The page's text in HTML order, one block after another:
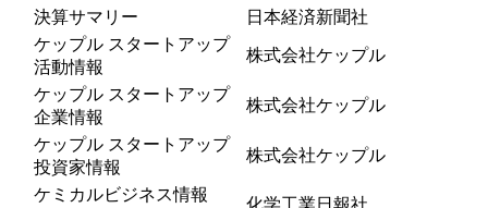
決算サマリー
日本経済新聞社
ケップル スタートアップ
活動情報
株式会社ケップル
ケップル スタートアップ
企業情報
株式会社ケップル
ケップル スタートアップ
投資家情報
株式会社ケップル
ケミカルビジネス情報
化学工業日報社